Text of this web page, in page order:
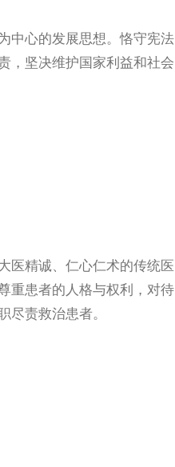
心的发展思想。恪守宪法
，坚决维护国家利益和社会
精诚、仁心仁术的传统医
重患者的人格与权利，对待
尽责救治患者。